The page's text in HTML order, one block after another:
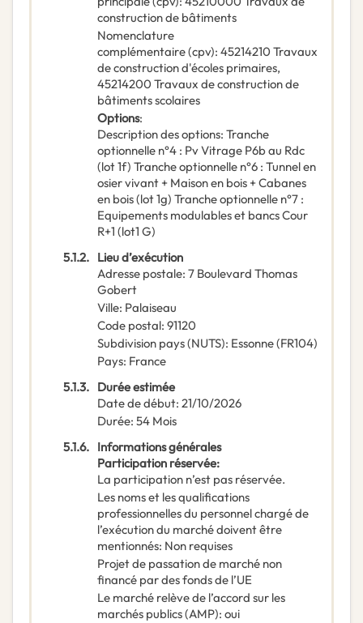
construction de bâtiments
Nomenclature
complémentaire(cpv): 45214210 Travaux
de construction d'écoles primaires,
45214200 Travaux de construction de
bâtiments scolaires
Options:
Description des options: Tranche
optionnelle n°4 : Pv Vitrage P6b au Rdc
(lot 1f) Tranche optionnelle n°6 : Tunnel en
osier vivant + Maison en bois + Cabanes
en bois (lot 1g) Tranche optionnelle n°7 :
Equipements modulables et bancs Cour
R+1 (lot1 G)
5.1.2. Lieu d’exécution
Adresse postale: 7 Boulevard Thomas
Gobert
Ville: Palaiseau
Code postal: 91120
Subdivision pays (NUTS): Essonne(FR104)
Pays: France
5.1.3. Durée estimée
Date de début: 21/10/2026
Durée: 54 Mois
5.1.6. Informations générales
Participation réservée:
La participation n’est pas réservée.
Les noms et les qualifications
professionnelles du personnel chargé de
l’exécution du marché doivent être
mentionnés: Non requises
Projet de passation de marché non
financé par des fonds de l’UE
Le marché relève de l’accord sur les
marchés publics (AMP): oui